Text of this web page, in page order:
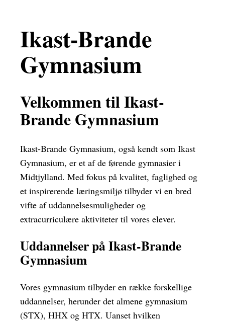
Ikast-Brande
Gymnasium
Velkommen til Ikast-
Brande Gymnasium
Ikast-Brande Gymnasium, også kendt som Ikast
Gymnasium, er et af de førende gymnasier i
Midtjylland. Med fokus på kvalitet, faglighed og
et inspirerende læringsmiljø tilbyder vi en bred
vifte af uddannelsesmuligheder og
extracurriculære aktiviteter til vores elever.
Uddannelser på Ikast-Brande
Gymnasium
Vores gymnasium tilbyder en række forskellige
uddannelser, herunder det almene gymnasium
(STX), HHX og HTX. Uanset hvilken